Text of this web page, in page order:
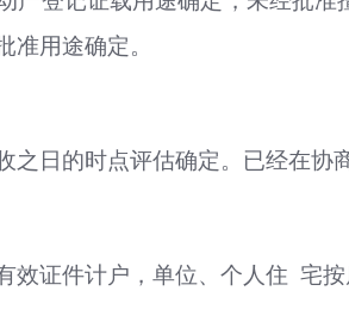
准用途确定。
之日的时点评估确定。已经在协
效证件计户，单位、个人住 宅